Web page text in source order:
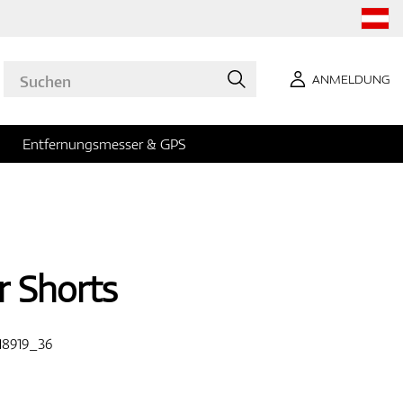
ANMELDUNG
Entfernungsmesser & GPS
Shorts